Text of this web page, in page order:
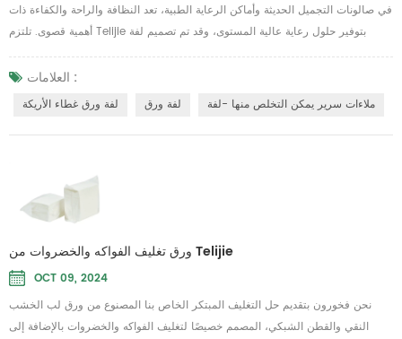
في صالونات التجميل الحديثة وأماكن الرعاية الطبية، تعد النظافة والراحة والكفاءة ذات
أهمية قصوى. تلتزم Telijie بتوفير حلول رعاية عالية المستوى، وقد تم تصميم لفة
ملاءات السرير التي تستخدم لمرة واحدة خصيصًا لتلبية هذه الاحتياجات. إنه مثالي
للاستخدام في سيناريوهات التجميل والتدليك والفحص الطبي حيث تكون النظافة
أولوية قصوى. لفافة ملاءات السرير التي تستخدم لمرة واحدة من Telijie مصنوعة من
العلامات :
لفة ورق غطاء الأريكة لفة ورق ملاءات سرير يمكن التخلص منها -لفة
ورق تغليف الفواكه والخضروات من Telijie
OCT 09, 2024
نحن فخورون بتقديم حل التغليف المبتكر الخاص بنا المصنوع من ورق لب الخشب
النقي والقطن الشبكي، المصمم خصيصًا لتغليف الفواكه والخضروات بالإضافة إلى